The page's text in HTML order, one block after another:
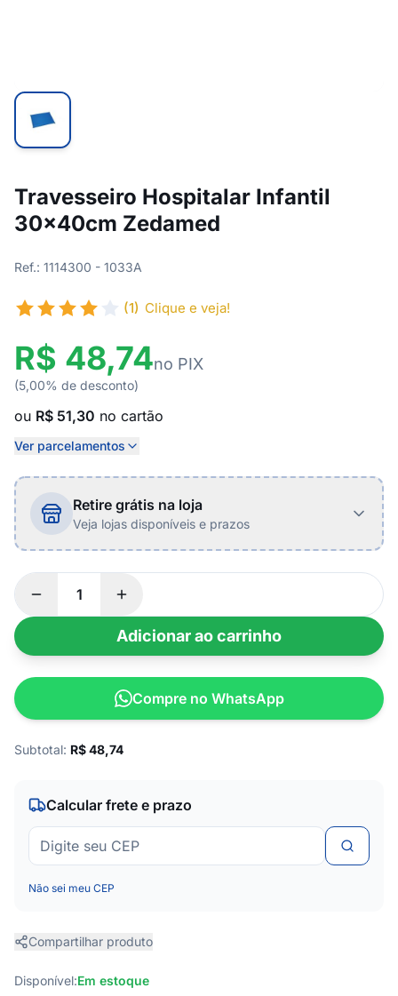
Travesseiro Hospitalar Infantil
30x40cm Zedamed
Ref.: 1114300 - 1033A
(1) Clique e veja!
R$ 48,74no PIX
(5,00% de desconto)
ou R$ 51,30 no cartão
Ver parcelamentos
Retire grátis na loja
Veja lojas disponíveis e prazos
Adicionar ao carrinho
Compre no WhatsApp
Subtotal: R$48,74
Calcular frete e prazo
Não sei meu CEP
Compartilhar produto
Disponível:Em estoque